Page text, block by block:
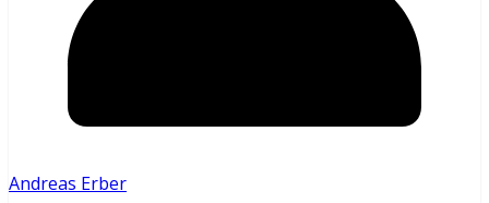
Andreas Erber